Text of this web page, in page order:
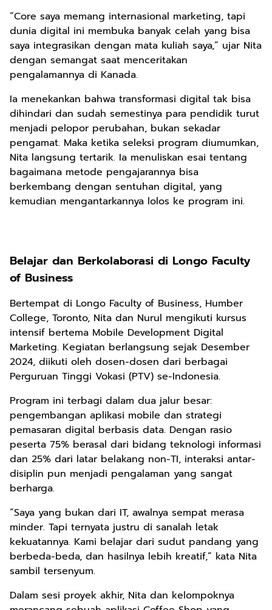
“Core saya memang internasional marketing, tapi
dunia digital ini membuka banyak celah yang bisa
saya integrasikan dengan mata kuliah saya,” ujar Nita
dengan semangat saat menceritakan
pengalamannya di Kanada.
Ia menekankan bahwa transformasi digital tak bisa
dihindari dan sudah semestinya para pendidik turut
menjadi pelopor perubahan, bukan sekadar
pengamat. Maka ketika seleksi program diumumkan,
Nita langsung tertarik. Ia menuliskan esai tentang
bagaimana metode pengajarannya bisa
berkembang dengan sentuhan digital, yang
kemudian mengantarkannya lolos ke program ini.
Belajar dan Berkolaborasi di Longo Faculty
of Business
Bertempat di Longo Faculty of Business, Humber
College, Toronto, Nita dan Nurul mengikuti kursus
intensif bertema Mobile Development Digital
Marketing. Kegiatan berlangsung sejak Desember
2024, diikuti oleh dosen-dosen dari berbagai
Perguruan Tinggi Vokasi (PTV) se-Indonesia.
Program ini terbagi dalam dua jalur besar:
pengembangan aplikasi mobile dan strategi
pemasaran digital berbasis data. Dengan rasio
peserta 75% berasal dari bidang teknologi informasi
dan 25% dari latar belakang non-TI, interaksi antar-
disiplin pun menjadi pengalaman yang sangat
berharga.
“Saya yang bukan dari IT, awalnya sempat merasa
minder. Tapi ternyata justru di sanalah letak
kekuatannya. Kami belajar dari sudut pandang yang
berbeda-beda, dan hasilnya lebih kreatif,” kata Nita
sambil tersenyum.
Dalam sesi proyek akhir, Nita dan kelompoknya